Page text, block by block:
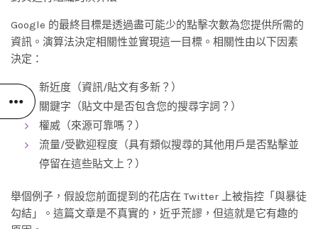
Google 的最終目標是透過盡可能少的點擊次數為您提供所需的
資訊。演算法決定相關性並實現這一目標。相關性由以下因素
決定：
新近度（資訊/貼文有多新？）
關鍵字（貼文中是否包含您的搜尋字詞？）
權威（來源可靠嗎？）
流量/受歡迎程度（具有類似搜尋的其他用戶是否點擊並
停留在這些貼文上？）
舉個例子，假設您前面提到的花店在 Twitter 上被指控「與暴徒
勾結」。這篇文章是不真實的，近乎荒謬，但這就是它有趣的